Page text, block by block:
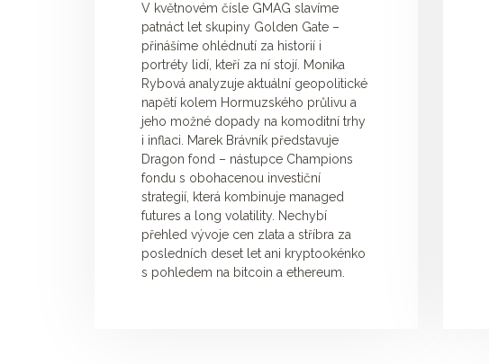
V květnovém čísle GMAG slavíme
patnáct let skupiny Golden Gate –
přinášíme ohlédnutí za historií i
portréty lidí, kteří za ní stojí. Monika
Rybová analyzuje aktuální geopolitické
napětí kolem Hormuzského průlivu a
jeho možné dopady na komoditní trhy
i inflaci. Marek Brávník představuje
Dragon fond – nástupce Champions
fondu s obohacenou investiční
strategií, která kombinuje managed
futures a long volatility. Nechybí
přehled vývoje cen zlata a stříbra za
posledních deset let ani kryptookénko
s pohledem na bitcoin a ethereum.